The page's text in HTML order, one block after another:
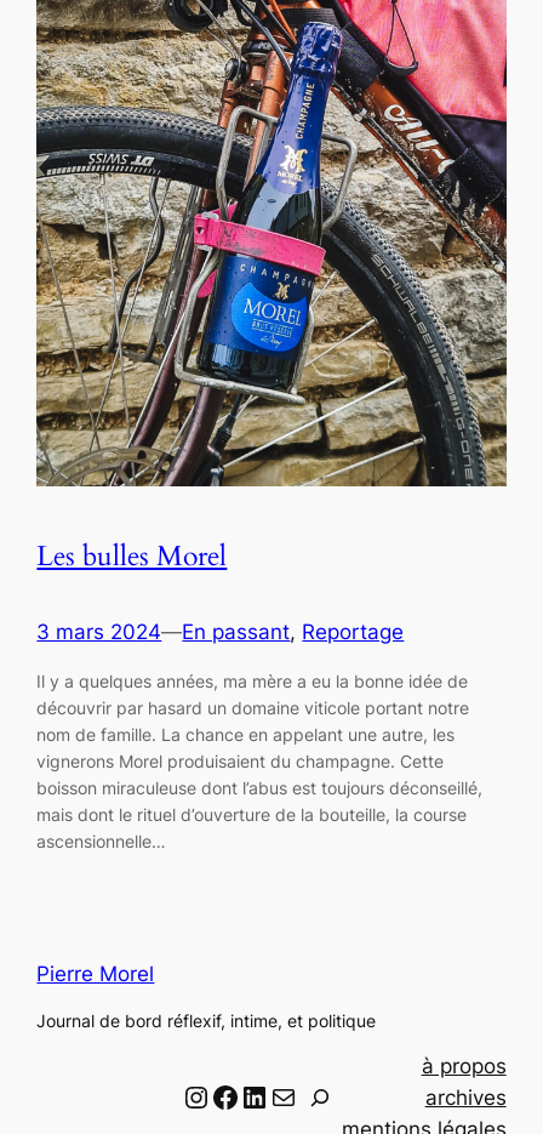
Les bulles Morel
3 mars 2024—En passant, Reportage
Il y a quelques années, ma mère a eu la bonne idée de
découvrir par hasard un domaine viticole portant notre
nom de famille. La chance en appelant une autre, les
vignerons Morel produisaient du champagne. Cette
boisson miraculeuse dont l’abus est toujours déconseillé,
mais dont le rituel d’ouverture de la bouteille, la course
ascensionnelle…
Pierre Morel
Journal de bord réflexif, intime, et politique
Instagram Facebook LinkedIn Email
à propos
archives